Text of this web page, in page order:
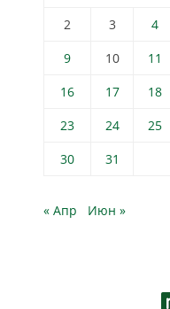
2
3 4
9
10 11
16
17 18
23
24 25
30
31
« Апр Июн »